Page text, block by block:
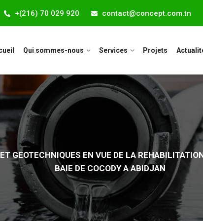
+(216) 70 029 920 contact@concept.com.tn
Qui sommes-nous Services Projets
GEOTECHNIQUES EN VUE DE LA
BAIE DE COCODY A ABIDJAN